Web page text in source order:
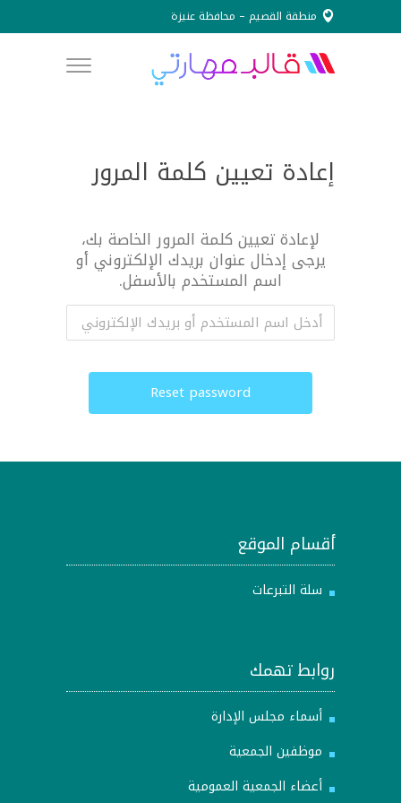
منطقة القصيم – محافظة عنيزة
إعادة تعيين كلمة المرور
لإعادة تعيين كلمة المرور الخاصة بك،
يرجى إدخال عنوان بريدك الإلكتروني أو
اسم المستخدم بالأسفل.
أقسام الموقع
سلة التبرعات
روابط تهمك
أسماء مجلس الإدارة
موظفين الجمعية
أعضاء الجمعية العمومية